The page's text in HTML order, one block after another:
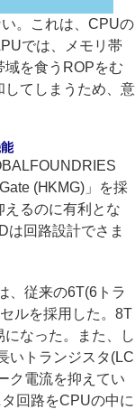
。これは、CPUの
では、メモリ帯
を食うROPをむ
てしまうため、意
(HKMG)」を採
えるのに有利とな
は回路設計でさま
、従来の6T(6トラ
ルを採用した。8T
なった。また、し
いトランジスタ(LC
ク電流を抑えてい
回路をCPUの中に